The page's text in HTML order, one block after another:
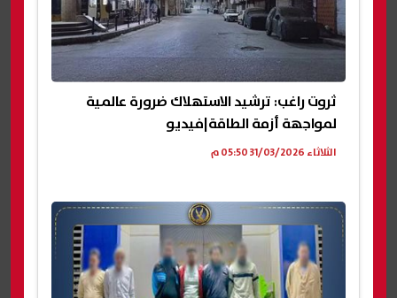
ثروت راغب: ترشيد الاستهلاك ضرورة عالمية
لمواجهة أزمة الطاقة|فيديو
الثلاثاء 31/03/2026 05:50 م